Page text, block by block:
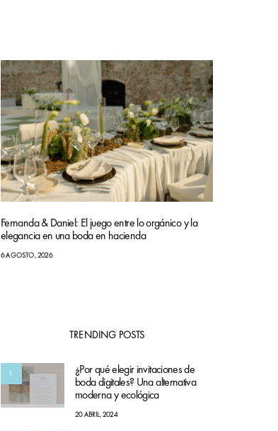
Fernanda & Daniel: El juego entre lo orgánico y la
elegancia en una boda en hacienda
6 AGOSTO, 2026
TRENDING POSTS
1
¿Por qué elegir invitaciones de
boda digitales? Una alternativa
moderna y ecológica
20 ABRIL, 2024